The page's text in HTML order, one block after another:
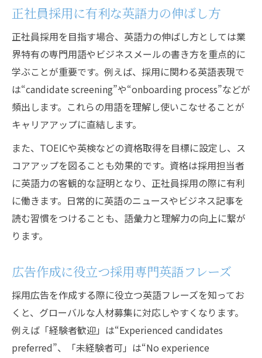
正社員採用に有利な英語力の伸ばし方
正社員採用を目指す場合、英語力の伸ばし方としては業
界特有の専門用語やビジネスメールの書き方を重点的に
学ぶことが重要です。例えば、採用に関わる英語表現で
は“candidate screening”や“onboarding process”などが
頻出します。これらの用語を理解し使いこなせることが
キャリアアップに直結します。
また、TOEICや英検などの資格取得を目標に設定し、ス
コアアップを図ることも効果的です。資格は採用担当者
に英語力の客観的な証明となり、正社員採用の際に有利
に働きます。日常的に英語のニュースやビジネス記事を
読む習慣をつけることも、語彙力と理解力の向上に繋が
ります。
広告作成に役立つ採用専門英語フレーズ
採用広告を作成する際に役立つ英語フレーズを知ってお
くと、グローバルな人材募集に対応しやすくなります。
例えば「経験者歓迎」は“Experienced candidates
preferred”、「未経験者可」は“No experience